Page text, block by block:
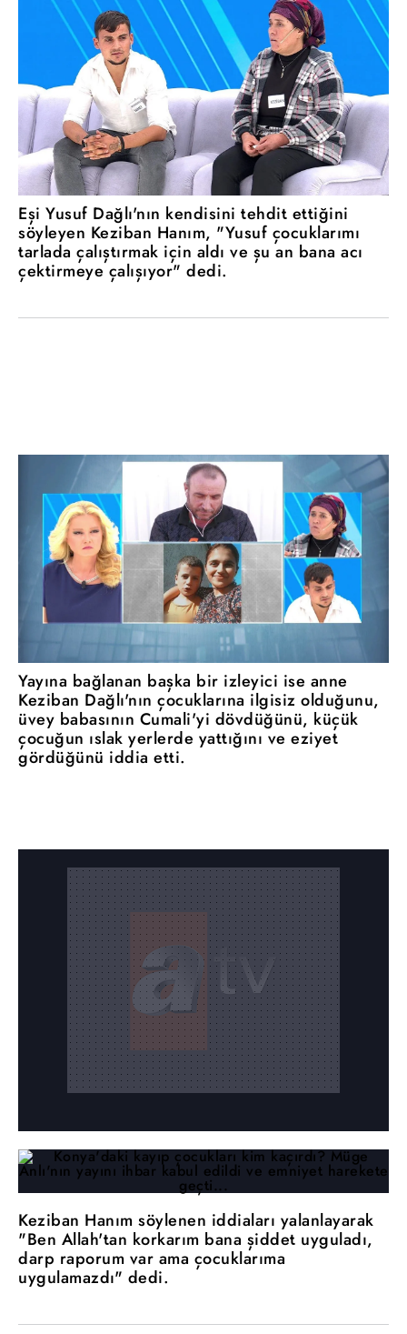
Eşi Yusuf Dağlı'nın kendisini tehdit ettiğini
söyleyen Keziban Hanım, "Yusuf çocuklarımı
tarlada çalıştırmak için aldı ve şu an bana acı
çektirmeye çalışıyor" dedi.
Yayına bağlanan başka bir izleyici ise anne
Keziban Dağlı'nın çocuklarına ilgisiz olduğunu,
üvey babasının Cumali'yi dövdüğünü, küçük
çocuğun ıslak yerlerde yattığını ve eziyet
gördüğünü iddia etti.
Keziban Hanım söylenen iddiaları yalanlayarak
"Ben Allah'tan korkarım bana şiddet uyguladı,
darp raporum var ama çocuklarıma
uygulamazdı" dedi.